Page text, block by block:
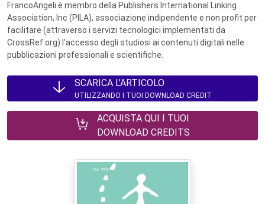
FrancoAngeli è membro della Publishers International Linking
Association, Inc (PILA), associazione indipendente e non profit per
facilitare (attraverso i servizi tecnologici implementati da
CrossRef.org) l’accesso degli studiosi ai contenuti digitali nelle
pubblicazioni professionali e scientifiche.
SCARICA L'ARTICOLO
UTILIZZANDO I TUOI DOWNLOAD CREDIT
ACQUISTA QUI I TUOI
DOWNLOAD CREDITS